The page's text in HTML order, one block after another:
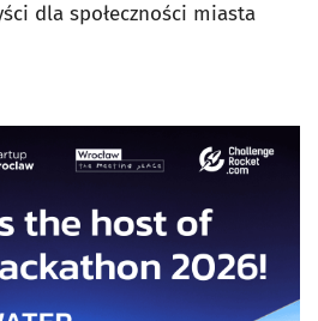
dla społeczności miasta